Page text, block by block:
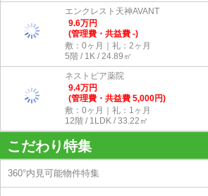
エンクレスト天神AVANT
9.6万円
(管理費・共益費 -)
敷：0ヶ月｜礼：2ヶ月
5階 / 1K / 24.89㎡
ネストピア薬院
9.4万円
(管理費・共益費 5,000円)
敷：0ヶ月｜礼：1ヶ月
12階 / 1LDK / 33.22㎡
こだわり特集
360°内見可能物件特集